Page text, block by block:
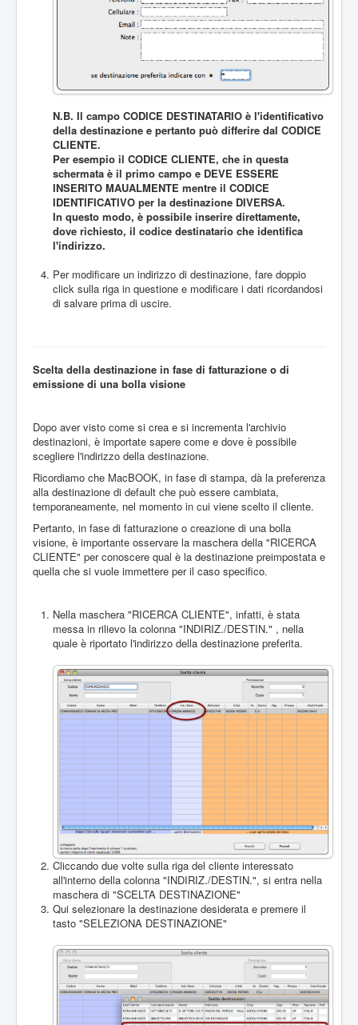
N.B. Il campo CODICE DESTINATARIO è l'identificativo
della destinazione e pertanto può differire dal CODICE
CLIENTE.
Per esempio il CODICE CLIENTE, che in questa
schermata è il primo campo e DEVE ESSERE
INSERITO MAUALMENTE mentre il CODICE
IDENTIFICATIVO per la destinazione DIVERSA.
In questo modo, è possibile inserire direttamente,
dove richiesto, il codice destinatario che identifica
l'indirizzo.
Per modificare un indirizzo di destinazione, fare doppio
click sulla riga in questione e modificare i dati ricordandosi
di salvare prima di uscire.
Scelta della destinazione in fase di fatturazione o di
emissione di una bolla visione
Dopo aver visto come si crea e si incrementa l'archivio
destinazioni, è importate sapere come e dove è possibile
scegliere l'indirizzo della destinazione.
Ricordiamo che MacBOOK, in fase di stampa, dà la preferenza
alla destinazione di default che può essere cambiata,
temporaneamente, nel momento in cui viene scelto il cliente.
Pertanto, in fase di fatturazione o creazione di una bolla
visione, è importante osservare la maschera della "RICERCA
CLIENTE" per conoscere qual è la destinazione preimpostata e
quella che si vuole immettere per il caso specifico.
Nella maschera "RICERCA CLIENTE", infatti, è stata
messa in rilievo la colonna "INDIRIZ./DESTIN." , nella
quale è riportato l'indirizzo della destinazione preferita.
Cliccando due volte sulla riga del cliente interessato
all'interno della colonna "INDIRIZ./DESTIN.", si entra nella
maschera di "SCELTA DESTINAZIONE"
Qui selezionare la destinazione desiderata e premere il
tasto "SELEZIONA DESTINAZIONE"